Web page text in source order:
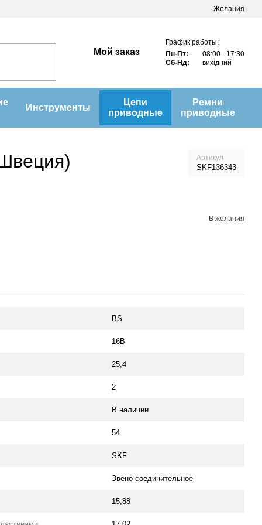
Желания
Мой заказ
График работы:
Пн-Пт:
08:00 - 17:30
Сб-Нд:
вихідний
Инструменты
Цепи
приводные
Ремни
приводные
Артикул
SKF136343
В желания
BS
16B
25,4
2
В наличии
54
SKF
Звено соединительное
15,88